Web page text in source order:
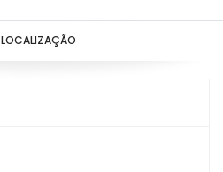
LOCALIZAÇÃO